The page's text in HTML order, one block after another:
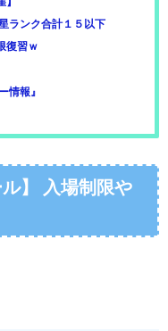
ランク合計１５以下
復習ｗ
情報』
】 入場制限や